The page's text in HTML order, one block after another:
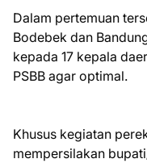
Dalam pertemuan
Bodebek dan
kepada 17 kepala
PSBB agar optimal.
Khusus kegiatan
mempersilakan